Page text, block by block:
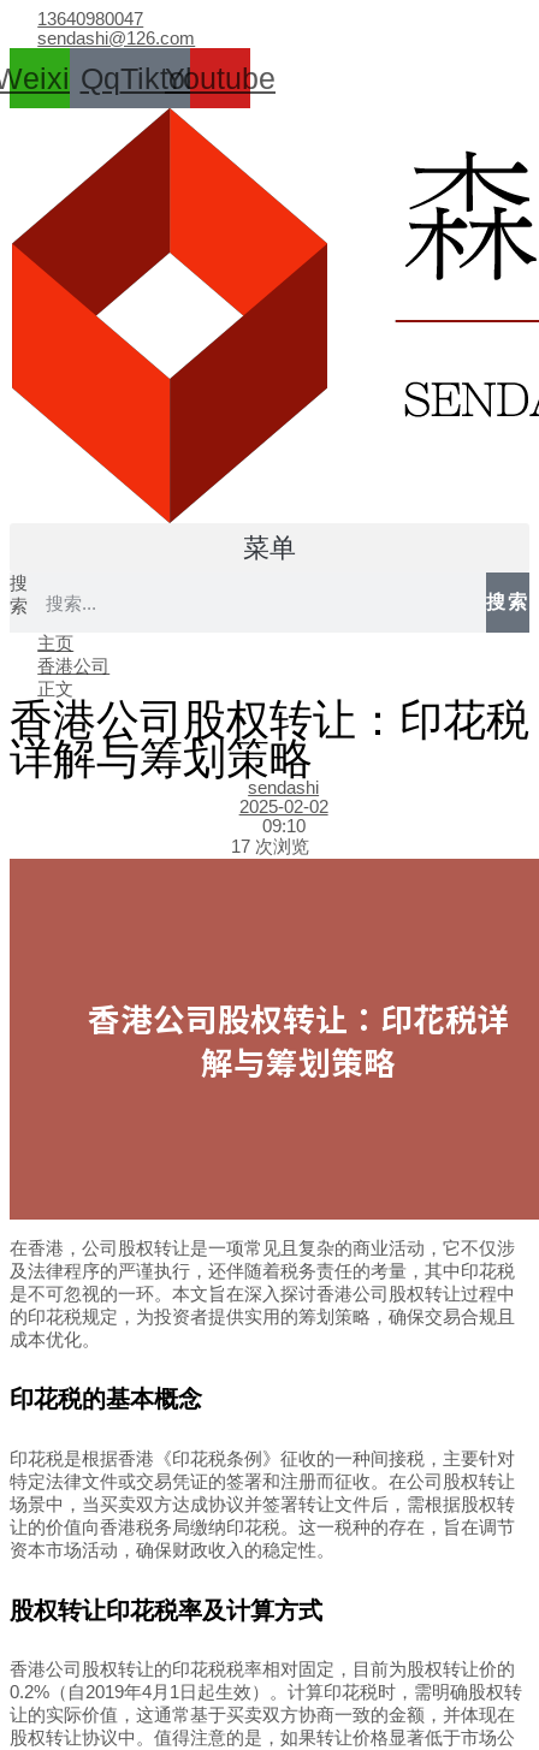
容
13640980047
sendashi@126.com
QqTiktokYoutube
菜单
搜
索
搜索
主页
香港公司
正文
香港公司股权转让：印花税
详解与筹划策略
sendashi
2025-02-02
09:10
17 次浏览
在香港，公司股权转让是一项常见且复杂的商业活动，它不仅涉
及法律程序的严谨执行，还伴随着税务责任的考量，其中印花税
是不可忽视的一环。本文旨在深入探讨香港公司股权转让过程中
的印花税规定，为投资者提供实用的筹划策略，确保交易合规且
成本优化。
印花税的基本概念
印花税是根据香港《印花税条例》征收的一种间接税，主要针对
特定法律文件或交易凭证的签署和注册而征收。在公司股权转让
场景中，当买卖双方达成协议并签署转让文件后，需根据股权转
让的价值向香港税务局缴纳印花税。这一税种的存在，旨在调节
资本市场活动，确保财政收入的稳定性。
股权转让印花税率及计算方式
香港公司股权转让的印花税税率相对固定，目前为股权转让价的
0.2%（自2019年4月1日起生效）。计算印花税时，需明确股权转
让的实际价值，这通常基于买卖双方协商一致的金额，并体现在
股权转让协议中。值得注意的是，如果转让价格显著低于市场公